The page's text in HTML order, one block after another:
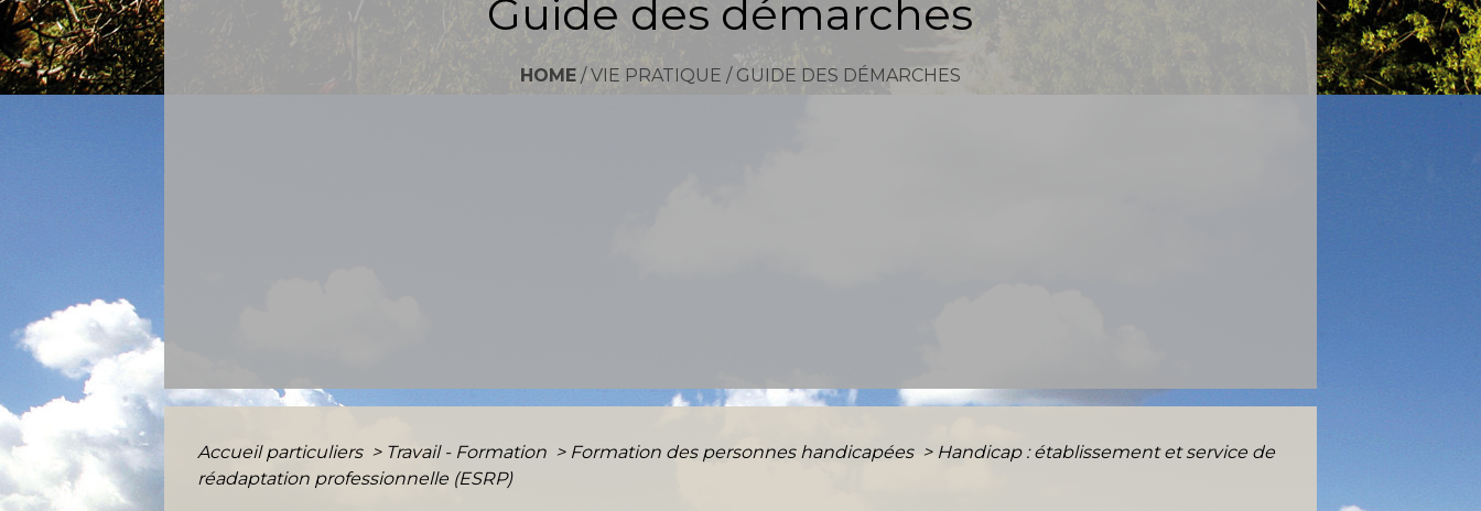
Guide des démarches
HOME /VIE PRATIQUE /GUIDE DES DÉMARCHES
Accueil particuliers > Travail - Formation > Formation des personnes handicapées > Handicap : établissement et service de
réadaptation professionnelle (ESRP)